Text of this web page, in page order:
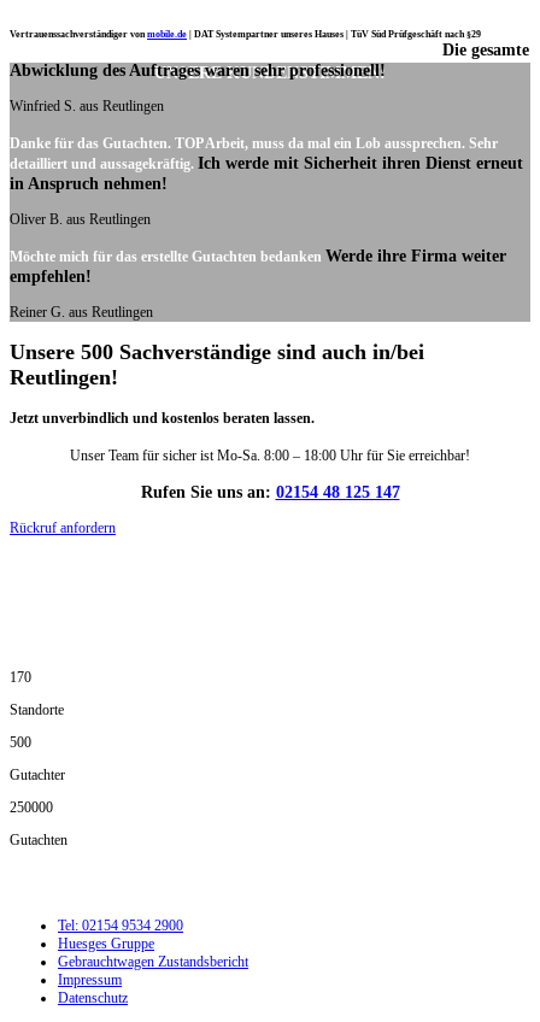
Vertrauenssachverständiger vonmobile.de DAT Systempartner unseres Hauses | TüV Süd Prüfgeschäft nach §29
UNSERE KUNDENSTIMMEN:
Die gesamte
Abwicklung des Auftrages waren sehr professionell!
Winfried S. aus Reutlingen
Danke für das Gutachten. TOP Arbeit, muss da mal ein Lob aussprechen. Sehr
detailliert und aussagekräftig. Ich werde mit Sicherheit ihren Dienst erneut
in Anspruch nehmen!
Oliver B. aus Reutlingen
Möchte mich für das erstellte Gutachten bedanken Werde ihre Firma weiter
empfehlen!
Reiner G. aus Reutlingen
Unsere 500 Sachverständige sind auch in/bei
Reutlingen!
Jetzt unverbindlich und kostenlos beraten lassen.
Unser Team für sicher ist Mo-Sa. 8:00 – 18:00 Uhr für Sie erreichbar!
Rufen Sie uns an: 02154 48 125 147
Rückruf anfordern
170
Standorte
500
Gutachter
250000
Gutachten
Tel: 02154 9534 2900
Huesges Gruppe
Gebrauchtwagen Zustandsbericht
Impressum
Datenschutz